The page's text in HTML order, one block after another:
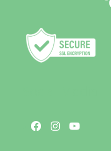
Facebook
Instagram
YouTube